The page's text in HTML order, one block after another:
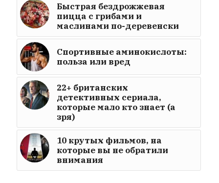
Быстрая бездрожжевая
пицца с грибами и
маслинами по-деревенски
Спортивные аминокислоты:
польза или вред
22+ британских
детективных сериала,
которые мало кто знает (а
зря)
10 крутых фильмов, на
которые вы не обратили
внимания